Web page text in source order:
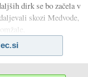
dirk se bo začela v
skozi Medvode,